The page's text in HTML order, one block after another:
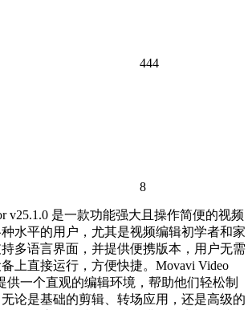
444
8
v25.1.0 是一款功能强大且操作简便的视频
水平的用户，尤其是视频编辑初学者和家
多语言界面，并提供便携版本，用户无需
上直接运行，方便快捷。Movavi Video
供一个直观的编辑环境，帮助他们轻松制
论是基础的剪辑、转场应用，还是高级的